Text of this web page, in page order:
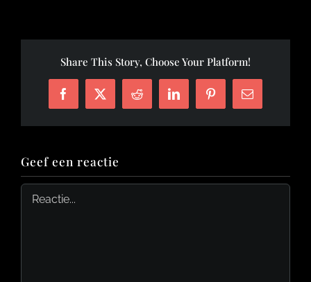
Share This Story, Choose Your Platform!
Facebook
X Reddit LinkedInPinterest
E-
mail
Geef een reactie
Reactie